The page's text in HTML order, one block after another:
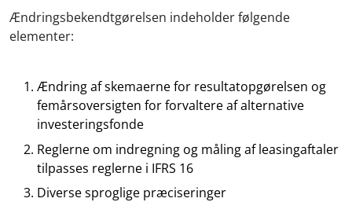
Ændringsbekendtgørelsen indeholder følgende
elementer:
Ændring af skemaerne for resultatopgørelsen og
femårsoversigten for forvaltere af alternative
investeringsfonde
Reglerne om indregning og måling af leasingaftaler
tilpasses reglerne i IFRS 16
Diverse sproglige præciseringer